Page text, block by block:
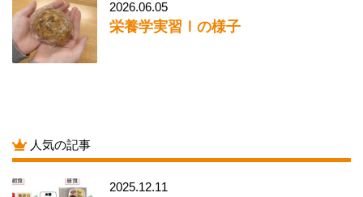
2026.06.05
栄養学実習Ⅰの様子
人気の記事
2025.12.11